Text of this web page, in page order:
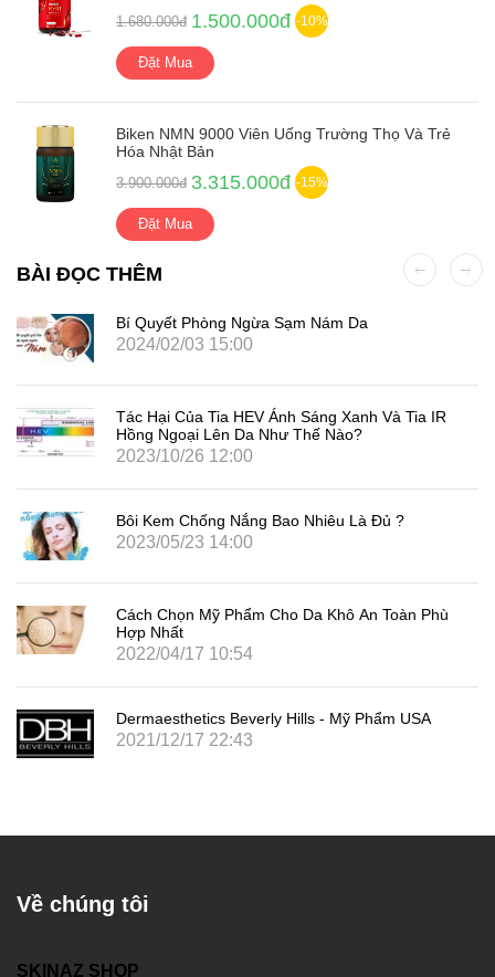
1.680.000đ 1.500.000đ -10%
Đặt Mua
Biken NMN 9000 Viên Uống Trường Thọ Và Trẻ
Hóa Nhật Bản
3.900.000đ 3.315.000đ -15%
Đặt Mua
BÀI ĐỌC THÊM
Bí Quyết Phòng Ngừa Sạm Nám Da
2024/02/03 15:00
Tác Hại Của Tia HEV Ánh Sáng Xanh Và Tia IR
Hồng Ngoại Lên Da Như Thế Nào?
2023/10/26 12:00
Bôi Kem Chống Nắng Bao Nhiêu Là Đủ ?
2023/05/23 14:00
Cách Chọn Mỹ Phẩm Cho Da Khô An Toàn Phù
Hợp Nhất
2022/04/17 10:54
Dermaesthetics Beverly Hills - Mỹ Phẩm USA
2021/12/17 22:43
Về chúng tôi
SKINAZ SHOP